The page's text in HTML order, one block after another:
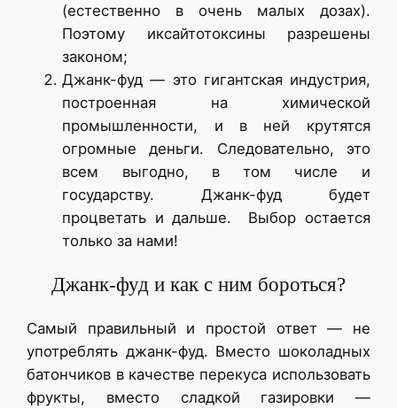
(естественно в очень малых дозах).
Поэтому иксайтотоксины разрешены
законом;
Джанк-фуд — это гигантская индустрия,
построенная на химической
промышленности, и в ней крутятся
огромные деньги. Следовательно, это
всем выгодно, в том числе и
государству. Джанк-фуд будет
процветать и дальше. Выбор остается
только за нами!
Джанк-фуд и как с ним бороться?
Самый правильный и простой ответ — не
употреблять джанк-фуд. Вместо шоколадных
батончиков в качестве перекуса использовать
фрукты, вместо сладкой газировки —